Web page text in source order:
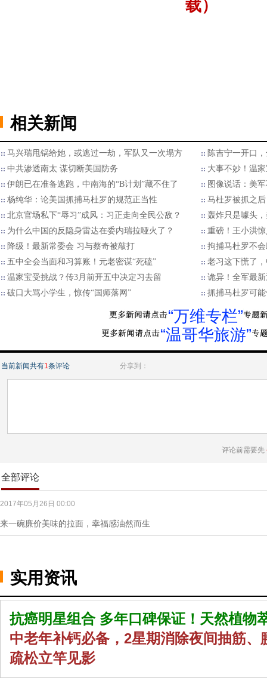
载）
相关新闻
马兴瑞甩锅给她，或逃过一劫，军队又一次塌方
陈吉宁一开口
中共渗透南太 谋切断美国防务
大事不妙！温
伊朗已在准备逃跑，中南海的“B计划”藏不住了
图像说话：美
杨纯华：论美国抓捕马杜罗的规范正当性
马杜罗被抓之
北京官场私下“辱习”成风：习正走向全民公敌？
轰炸只是噱头
为什么中国的反隐身雷达在委内瑞拉哑火了？
重磅！王小洪
降级！最新常委会 习与蔡奇被敲打
拘捕马杜罗不
五中全会当面和习算账！元老密谋“死磕”
老习这下慌了
温家宝受挑战？传3月前开五中决定习去留
诡异！全军最
破口大骂小学生，惊传“国师落网”
抓捕马杜罗可
“万维专栏”
“温哥华旅游”
当前新闻共有1条评论 分享到：
评论前需要先
全部评论
2017年05月26日 00:00
来一碗廉价美味的拉面，幸福感油然而生
实用资讯
抗癌明星组合 多年口碑保证！天然植物
中老年补钙必备，2星期消除夜间抽筋、
疏松立竿见影